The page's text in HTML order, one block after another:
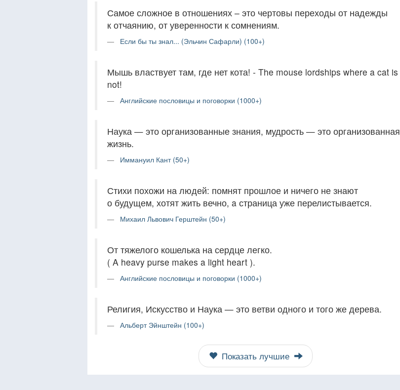
Самое сложное в отношениях – это чертовы переходы от надежды
к отчаянию, от уверенности к сомнениям.
Если бы ты знал... (Эльчин Сафарли) (100+)
Мышь властвует там, где нет кота! - The mouse lordships where a cat is
not!
Английские пословицы и поговорки (1000+)
Наука — это организованные знания, мудрость — это организованная
жизнь.
Иммануил Кант (50+)
Стихи похожи на людей: помнят прошлое и ничего не знают
о будущем, хотят жить вечно, a страница уже перелистывается.
Михаил Львович Герштейн (50+)
От тяжелого кошелька на сердце легко.
( A heavy purse makes a light heart ).
Английские пословицы и поговорки (1000+)
Религия, Искусство и Наука — это ветви одного и того же дерева.
Альберт Эйнштейн (100+)
Показать лучшие